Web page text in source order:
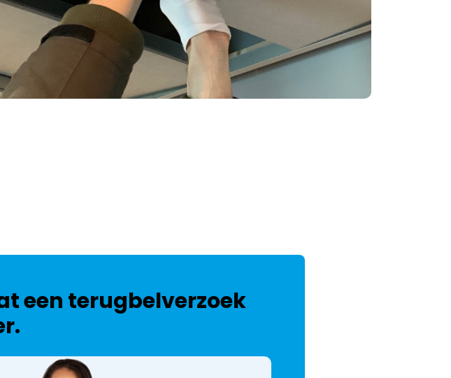
een terugbelverzoek